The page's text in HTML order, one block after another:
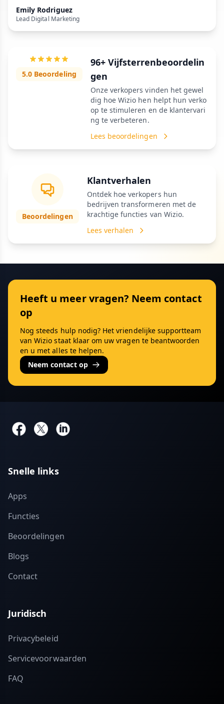
Emily Rodriguez
Lead Digital Marketing
5.0 Beoordeling
96+ Vijfsterrenbeoordelin
gen
Onze verkopers vinden het gewel
dig hoe Wizio hen helpt hun verko
op te stimuleren en de klantervari
ng te verbeteren.
Lees beoordelingen
Beoordelingen
Klantverhalen
Ontdek hoe verkopers hun
bedrijven transformeren met de
krachtige functies van Wizio.
Lees verhalen
Heeft u meer vragen? Neem contact
op
Nog steeds hulp nodig? Het vriendelijke supportteam
van Wizio staat klaar om uw vragen te beantwoorden
en u met alles te helpen.
Neem contact op
Snelle links
Apps
Functies
Beoordelingen
Blogs
Contact
Juridisch
Privacybeleid
Servicevoorwaarden
FAQ